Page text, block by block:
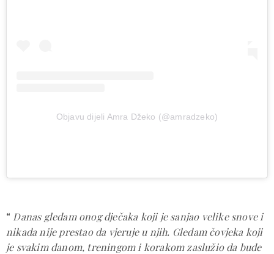
Objavu dijeli Amra Džeko (@amradzeko)
“ Danas gledam onog dječaka koji je sanjao velike snove i
nikada nije prestao da vjeruje u njih. Gledam čovjeka koji
je svakim danom, treningom i korakom zaslužio da bude